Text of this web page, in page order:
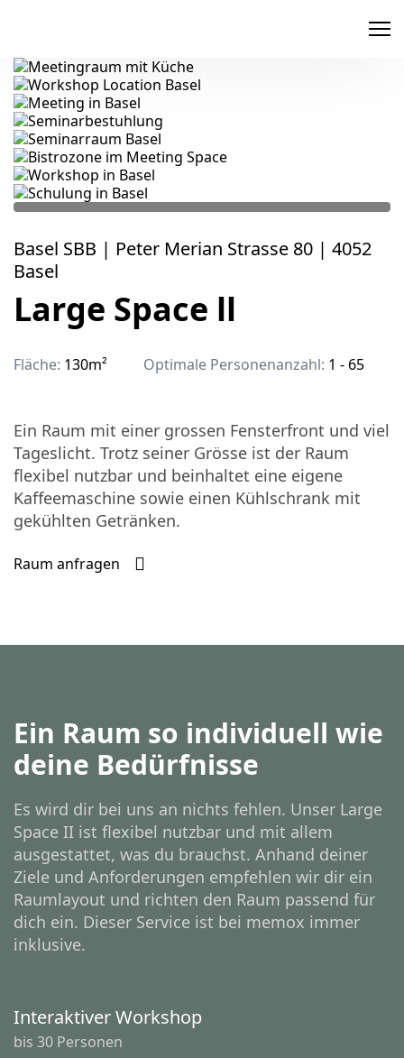
Basel SBB | Peter Merian Strasse 80 | 4052
Basel
Large Space ll
Fläche: 130m² Optimale Personenanzahl: 1 - 65
Ein Raum mit einer grossen Fensterfront und viel
Tageslicht. Trotz seiner Grösse ist der Raum
flexibel nutzbar und beinhaltet eine eigene
Kaffeemaschine sowie einen Kühlschrank mit
gekühlten Getränken.
Raum anfragen
Ein Raum so individuell wie
deine Bedürfnisse
Es wird dir bei uns an nichts fehlen. Unser Large
Space II ist flexibel nutzbar und mit allem
ausgestattet, was du brauchst. Anhand deiner
Ziele und Anforderungen empfehlen wir dir ein
Raumlayout und richten den Raum passend für
dich ein. Dieser Service ist bei memox immer
inklusive.
Interaktiver Workshop
bis 30 Personen